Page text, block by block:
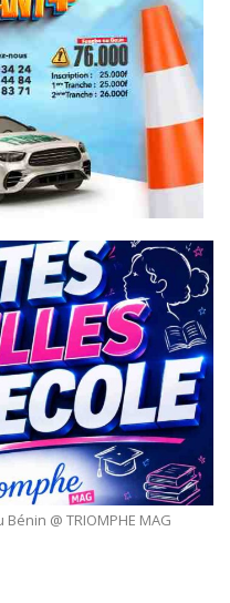
Bénin @ TRIOMPHE MAG